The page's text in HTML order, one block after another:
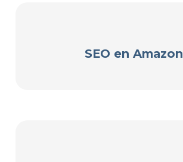
SEO en Amazon